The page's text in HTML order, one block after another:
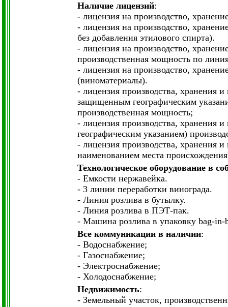
Наличие лицензий:
- лицензия на производство,
- лицензия на производство,
без добавления этилового спирта).
- лицензия на производство,
производственная мощность по
- лицензия на производство,
(виноматериалы).
- лицензия производства, хранения
защищенным географическим
производственная мощность;
- лицензия производства, хранения
географическим указанием)
- лицензия производства, хранения
наименованием места
Технологическое оборудование в
- Емкости нержавейка.
- 3 линии переработки винограда.
- Линия розлива в бутылку.
- Линия розлива в ПЭТ-пак.
- Машина розлива в упаковку bag-in-
Все коммуникации в наличии:
- Водоснабжение;
- Газоснабжение;
- Электроснабжение;
- Холодоснабжение;
Недвижимость:
- Земельный участок,